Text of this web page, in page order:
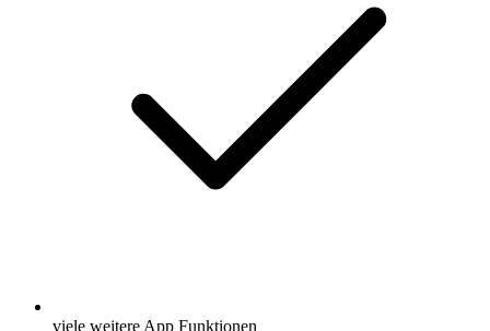
viele weitere App Funktionen